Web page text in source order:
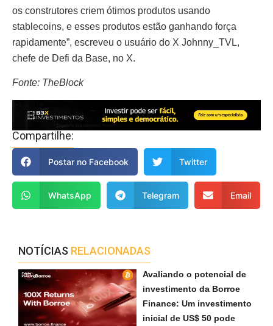
os construtores criem ótimos produtos usando
stablecoins, e esses produtos estão ganhando força
rapidamente”, escreveu o usuário do X Johnny_TVL,
chefe de Defi da Base, no X.
Fonte: TheBlock
Compartilhe:
Postar no Facebook Twitter
WhatsApp Telegram Email
NOTÍCIAS RELACIONADAS
Avaliando o potencial de
investimento da Borroe
Finance: Um investimento
inicial de US$ 50 pode